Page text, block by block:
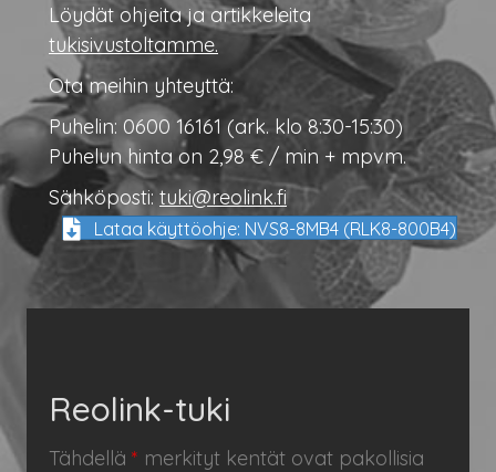
Löydät ohjeita ja artikkeleita
tukisivustoltamme.
Ota meihin yhteyttä:
Puhelin: 0600 16161 (ark. klo 8:30-15:30)
Puhelun hinta on 2,98 € / min + mpvm.
Sähköposti: tuki@reolink.fi
Lataa käyttöohje: NVS8-8MB4 (RLK8-800B4)
Reolink-tuki
Tähdellä * merkityt kentät ovat pakollisia